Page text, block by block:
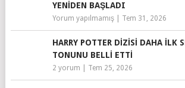
YENIDEN BAŞLADI
Yorum yapılmamış| Tem 31, 2026
HARRY POTTER DIZISI DAHA İLK
TONUNU BELLI ETTI
2 yorum Tem 25, 2026